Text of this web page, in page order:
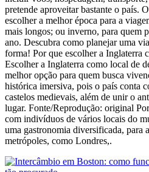
pretende aproveitar bastante o país.
escolher a melhor época para a
mais longos; ou inverno, para quem
ano. Descubra como planejar uma
forma! Por que escolher a Inglaterra
Escolher a Inglaterra como local de
melhor opção para quem busca
histórica imersiva, pois o país conta
castelos medievais, além de unir o
lugar. Fonte/Reprodução: original
com indivíduos de vários locais do
uma gastronomia diversificada, para
metrópoles, como Londres,.